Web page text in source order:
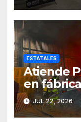
ESTATALES
Atiende
en
Morelia
JUL 22, 2026